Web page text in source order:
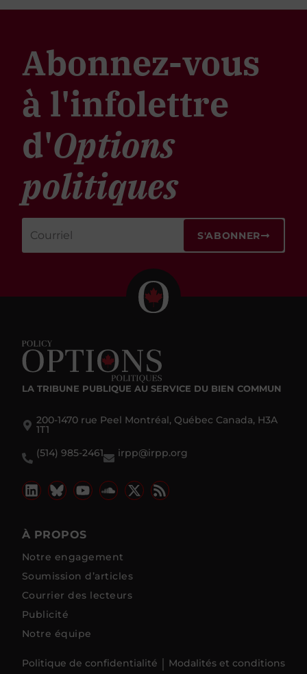
Abonnez-vous
à l'infolettre
d'Options
politiques
S'ABONNER
LA TRIBUNE PUBLIQUE AU SERVICE DU BIEN COMMUN
200-1470 rue Peel Montréal, Québec Canada, H3A
1T1
(514) 985-2461
irpp@irpp.org
À PROPOS
Notre engagement
Soumission d’articles
Courrier des lecteurs
Publicité
Notre équipe
Politique de confidentialité Modalités et conditions